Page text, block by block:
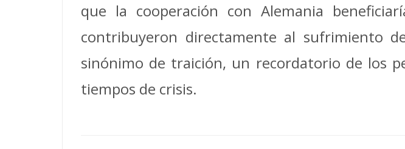
que la cooperación con Alemania
contribuyeron directamente al sufrimiento
sinónimo de traición, un recordatorio de los
tiempos de crisis.